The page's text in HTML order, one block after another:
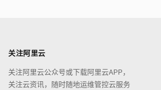
关注阿里云
关注阿里云公众号或下载阿里云APP，
关注云资讯，随时随地运维管控云服务